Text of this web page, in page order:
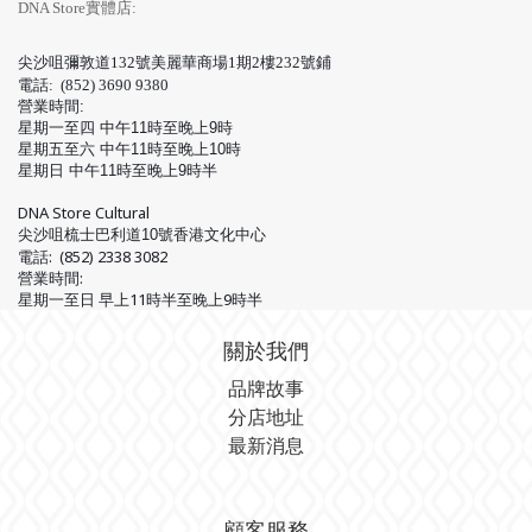
DNA Store實體店:
尖沙咀彌敦道132號美麗華商場1期2樓232號鋪
電話: (852) 3690 9380
營業時間:
星期一至四 中午11時至晚上9時
星期五至六 中午11時至晚上10時
星期日 中午11時至晚上9時半
DNA Store Cultural
尖沙咀梳士巴利道10號香港文化中心
電話: (852) 2338 3082
營業時間:
星期一至日 早上11時半至晚上9時半
關於我們
品牌故事
分店地址
最新消息